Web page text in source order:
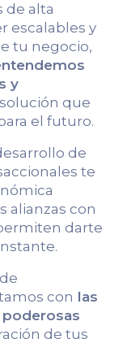
de alta
escalables y
tu negocio,
y
que
el futuro.
de
te
alianzas con
darte
con las
de tus